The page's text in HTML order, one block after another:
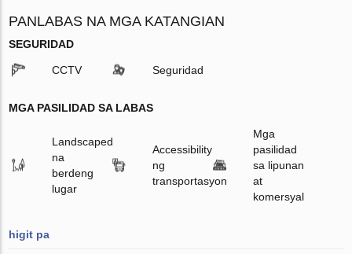
PANLABAS NA MGA KATANGIAN
SEGURIDAD
CCTV Seguridad
MGA PASILIDAD SA LABAS
Landscaped
na
berdeng
lugar
Accessibility
ng
transportasyon
Mga
pasilidad
sa lipunan
at
komersyal
higit pa